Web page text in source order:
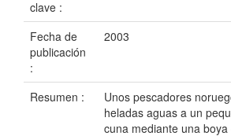
clave :
Fecha de
publicación
:
2003
Resumen :
Unos pescadores
heladas aguas a un
cuna mediante una